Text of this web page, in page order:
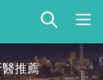
推薦